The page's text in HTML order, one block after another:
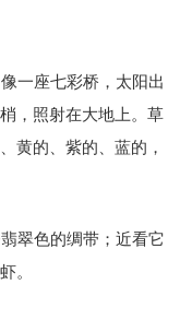
一座七彩桥，太阳出
，照射在大地上。草
黄的、紫的、蓝的，
翠色的绸带；近看它
。